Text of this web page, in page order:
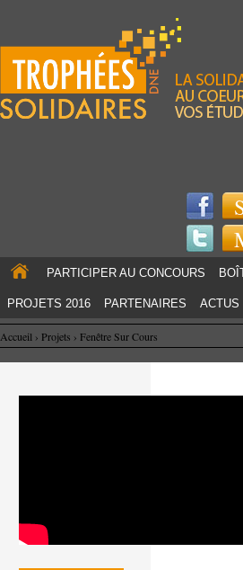
PARTICIPER AU CONCOURS
PROJETS 2016 PARTENAIRES ACTUS
Accueil › Projets › Fenêtre Sur Cours